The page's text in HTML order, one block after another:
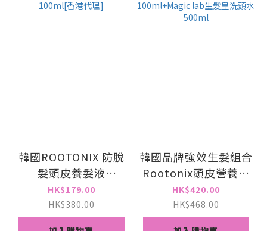
韓國ROOTONIX 防脫
髮頭皮養髮液
Rosemary Scalp
Tonic 100ml[香港代
理]
HK$179.00
HK$380.00
韓國品牌強效生髮組合
Rootonix頭皮營養精
華100ml+Magic lab
生髮皇洗頭水500ml
HK$420.00
HK$468.00